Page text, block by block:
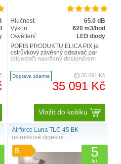
Hlučnost:
65.0 dB
Výkon:
620 m3/hod
Osvětlení:
LED diody
POPIS PRODUKTU ELICA PIX je
ostrůvkový závěsný odsavač par
(digestoř) navržený designérem
CRISA. ELICA PIX je novinkou ..
Doprava zdarma 35 091 Kč
35 091 Kč
Vložit do košíku
Airforce Luna TLC 45 BK
ostrůvková digestoř
B 5
let